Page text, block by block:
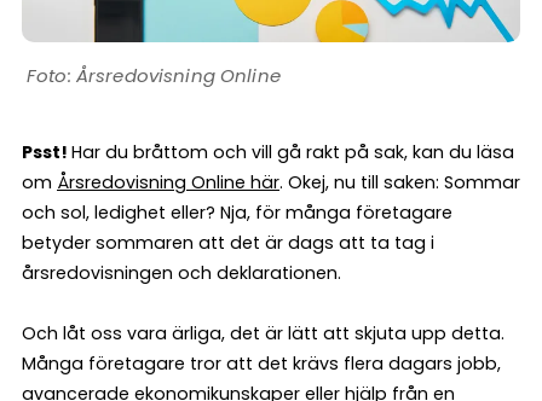
Årsredovisning Online
Psst! Har du bråttom och vill gå rakt på sak, kan du läsa
om Årsredovisning Online här. Okej, nu till saken: Sommar
och sol, ledighet eller? Nja, för många företagare
betyder sommaren att det är dags att ta tag i
årsredovisningen och deklarationen.
Och låt oss vara ärliga, det är lätt att skjuta upp detta.
Många företagare tror att det krävs flera dagars jobb,
avancerade ekonomikunskaper eller hjälp från en